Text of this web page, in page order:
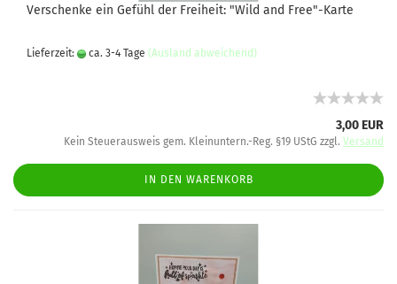
Verschenke ein Gefühl der Freiheit: "Wild and Free"-Karte
Lieferzeit: ca. 3-4 Tage (Ausland abweichend)
3,00 EUR
Kein Steuerausweis gem. Kleinuntern.-Reg. §19 UStG zzgl. Versand
IN DEN WARENKORB